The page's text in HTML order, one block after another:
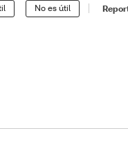
No es útil